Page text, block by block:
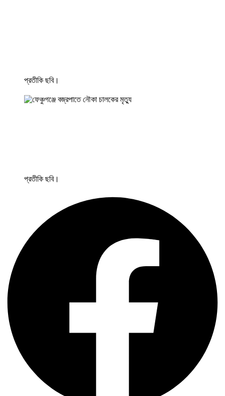
প্রতীকি ছবি।
প্রতীকি ছবি।